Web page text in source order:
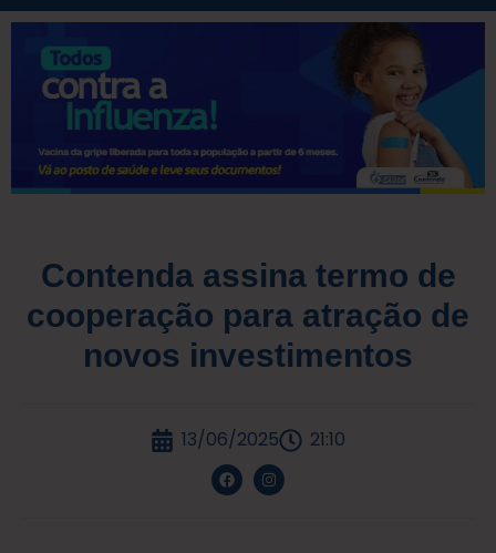
Contenda assina termo de
cooperação para atração de
novos investimentos
13/06/2025 21:10